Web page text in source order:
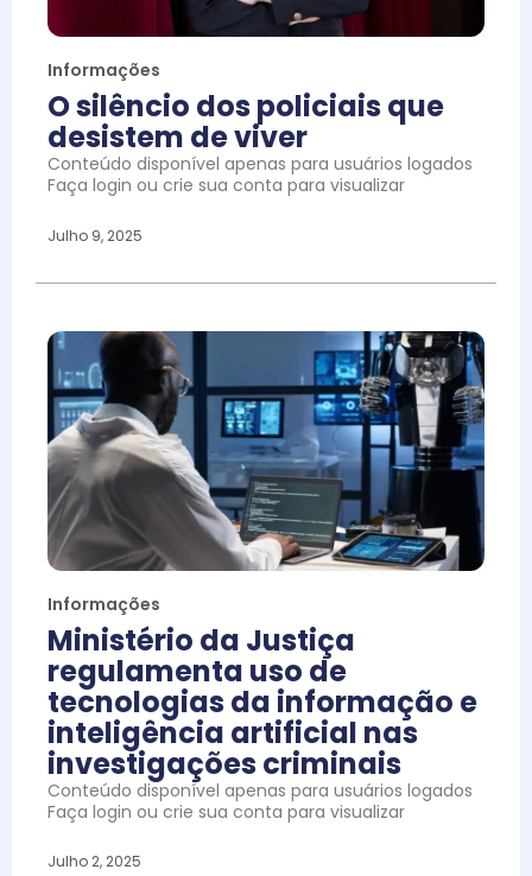
Informações
O silêncio dos policiais que
desistem de viver
Conteúdo disponível apenas para usuários logados
Faça login ou crie sua conta para visualizar
Julho 9, 2025
Informações
Ministério da Justiça
regulamenta uso de
tecnologias da informação e
inteligência artificial nas
investigações criminais
Conteúdo disponível apenas para usuários logados
Faça login ou crie sua conta para visualizar
Julho 2, 2025